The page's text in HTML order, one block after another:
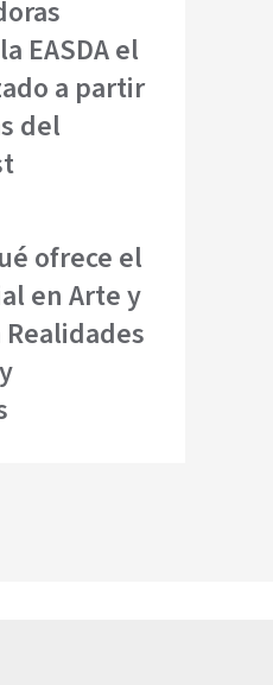
EASDA el
a partir
del
ofrece el
en Arte y